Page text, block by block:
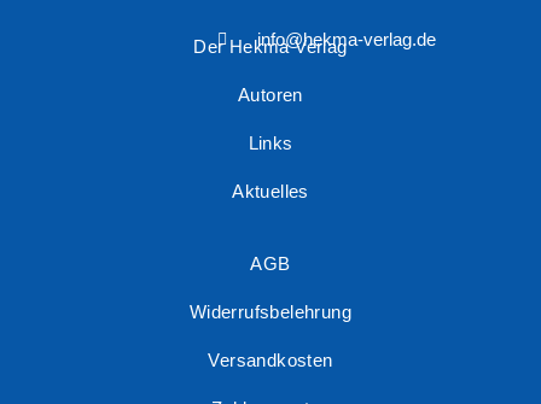
info@hekma-verlag.de
Der Hekma Verlag
Autoren
Links
Aktuelles
AGB
Widerrufsbelehrung
Versandkosten